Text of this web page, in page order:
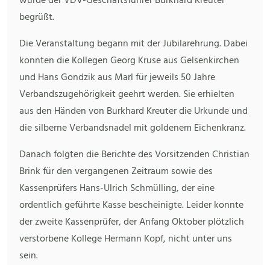
begrüßt.
Die Veranstaltung begann mit der Jubilarehrung. Dabei
konnten die Kollegen Georg Kruse aus Gelsenkirchen
und Hans Gondzik aus Marl für jeweils 50 Jahre
Verbandszugehörigkeit geehrt werden. Sie erhielten
aus den Händen von Burkhard Kreuter die Urkunde und
die silberne Verbandsnadel mit goldenem Eichenkranz.
Danach folgten die Berichte des Vorsitzenden Christian
Brink für den vergangenen Zeitraum sowie des
Kassenprüfers Hans-Ulrich Schmülling, der eine
ordentlich geführte Kasse bescheinigte. Leider konnte
der zweite Kassenprüfer, der Anfang Oktober plötzlich
verstorbene Kollege Hermann Kopf, nicht unter uns
sein.